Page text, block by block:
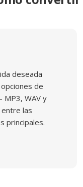
deseada
de
WAV y
entre las
principales.